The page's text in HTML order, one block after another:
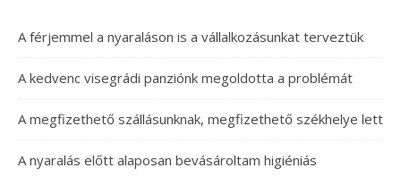
A férjemmel a nyaraláson is a vállalkozásunkat terveztük
A kedvenc visegrádi panziónk megoldotta a problémát
A megfizethető szállásunknak, megfizethető székhelye lett
A nyaralás előtt alaposan bevásároltam higiéniás